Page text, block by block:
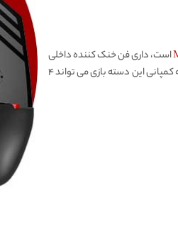
است، داری فن خنک کننده داخلی
قوی ۴۵۰۰ دور در دقیقه و ۱ عدد باتری ۱۲۰۰mAh است. طبق گفته کمپانی این دسته بازی می تواند ۴